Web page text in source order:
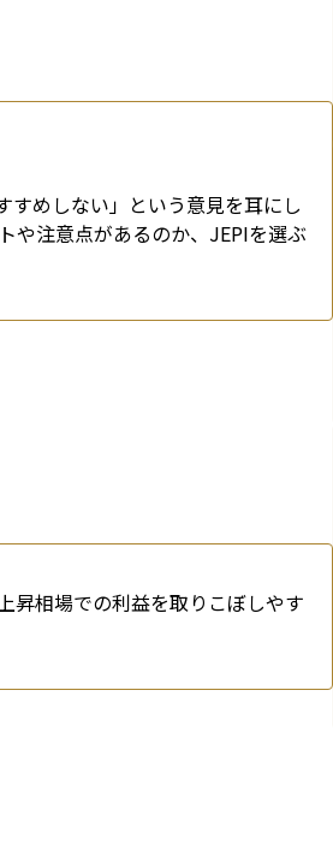
すめしない」という意見を耳にし
や注意点があるのか、JEPIを選ぶ
昇相場での利益を取りこぼしやす